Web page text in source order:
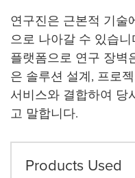
연구진은 근본적 기술
으로 나아갈 수 있습
플랫폼으로 연구 장벽
은 솔루션 설계, 프로
서비스와 결합하여 당
고 말합니다.
Products Used